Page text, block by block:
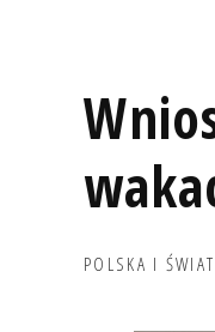
POLSKA I ŚWIAT